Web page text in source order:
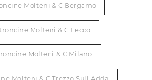
Molteni & C Bergamo
Molteni & C Lecco
Molteni & C Milano
Molteni & C Trezzo Sull Adda